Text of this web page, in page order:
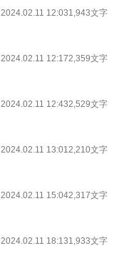
2024.02.11 12:031,943文字
2024.02.11 12:172,359文字
2024.02.11 12:432,529文字
2024.02.11 13:012,210文字
2024.02.11 15:042,317文字
2024.02.11 18:131,933文字